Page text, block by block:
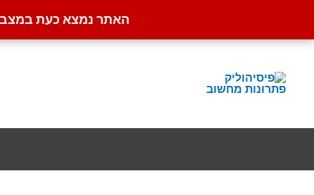
האתר נמצא כעת במצב
דילוג